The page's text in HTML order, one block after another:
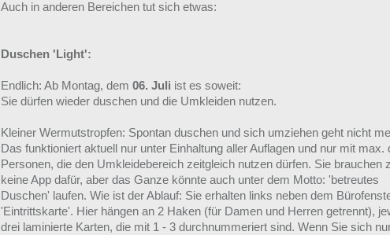
Auch in anderen Bereichen tut sich etwas:
Duschen 'Light':
Endlich: Ab Montag, dem 06. Juli ist es soweit:
Sie dürfen wieder duschen und die Umkleiden nutzen.
Kleiner Wermutstropfen: Spontan duschen und sich umziehen geht nicht
Das funktioniert aktuell nur unter Einhaltung aller Auflagen und nur mit max.
Personen, die den Umkleidebereich zeitgleich nutzen dürfen. Sie brauchen
keine App dafür, aber das Ganze könnte auch unter dem Motto: 'betreutes
Duschen' laufen. Wie ist der Ablauf: Sie erhalten links neben dem
'Eintrittskarte'. Hier hängen an 2 Haken (für Damen und Herren getrennt),
drei laminierte Karten, die mit 1 - 3 durchnummeriert sind. Wenn Sie sich